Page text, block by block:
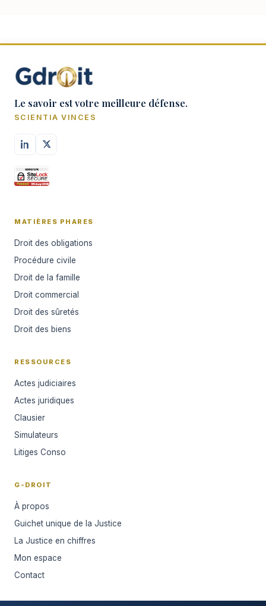
Le savoir est votre meilleure défense.
SCIENTIA VINCES
MATIÈRES PHARES
Droit des obligations
Procédure civile
Droit de la famille
Droit commercial
Droit des sûretés
Droit des biens
RESSOURCES
Actes judiciaires
Actes juridiques
Clausier
Simulateurs
Litiges Conso
G-DROIT
À propos
Guichet unique de la Justice
La Justice en chiffres
Mon espace
Contact